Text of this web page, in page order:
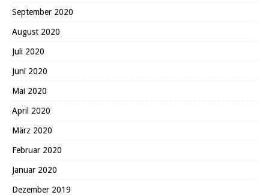
September 2020
August 2020
Juli 2020
Juni 2020
Mai 2020
April 2020
März 2020
Februar 2020
Januar 2020
Dezember 2019